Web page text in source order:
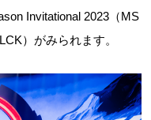
Invitational 2023（MS
）がみられます。